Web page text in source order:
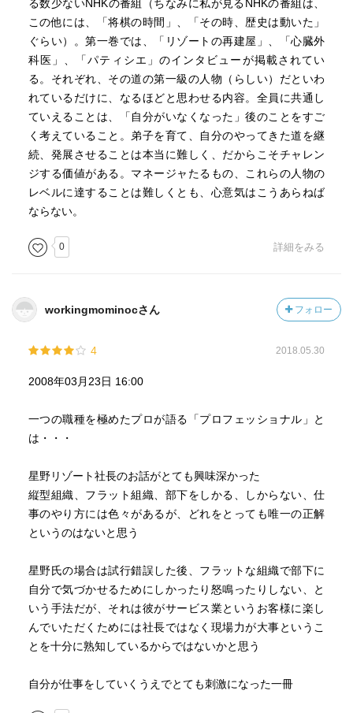
る数少ないNHKの番組（ちなみに私が見るNHKの番組は、
この他には、「将棋の時間」、「その時、歴史は動いた」
ぐらい）。第一巻では、「リゾートの再建屋」、「心臓外
科医」、「パティシエ」のインタビューが掲載されてい
る。それぞれ、その道の第一級の人物（らしい）だといわ
れているだけに、なるほどと思わせる内容。全員に共通し
ていえることは、「自分がいなくなった」後のことをすご
く考えていること。弟子を育て、自分のやってきた道を継
続、発展させることは本当に難しく、だからこそチャレン
ジする価値がある。マネージャたるもの、これらの人物の
レベルに達することは難しくとも、心意気はこうあらねば
ならない。
0 詳細をみる
workingmominocさん フォロー
4 2018.05.30
2008年03月23日 16:00
一つの職種を極めたプロが語る「プロフェッショナル」と
は・・・
星野リゾート社長のお話がとても興味深かった
縦型組織、フラット組織、部下をしかる、しからない、仕
事のやり方には色々があるが、どれをとっても唯一の正解
というのはないと思う
星野氏の場合は試行錯誤した後、フラットな組織で部下に
自分で気づかせるためにしかったり怒鳴ったりしない、と
いう手法だが、それは彼がサービス業というお客様に楽し
んでいただくためには社長ではなく現場力が大事というこ
とを十分に熟知しているからではないかと思う
自分が仕事をしていくうえでとても刺激になった一冊